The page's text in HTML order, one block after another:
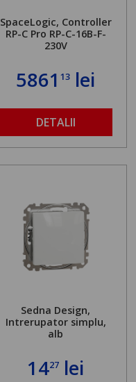
SpaceLogic, Controller
RP-C Pro RP-C-16B-F-
230V
586113 lei
DETALII
Sedna Design,
Intrerupator simplu,
alb
1427 lei